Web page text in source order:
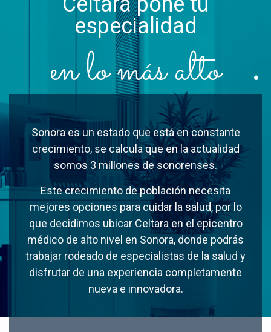
especialidad
en lo más alto
Sonora es un estado que está en constante
crecimiento, se calcula que en la actualidad
somos 3 millones de sonorenses.
Este crecimiento de población necesita
mejores opciones para cuidar la salud, por lo
que decidimos ubicar Celtara en el epicentro
médico de alto nivel en Sonora, donde podrás
trabajar rodeado de especialistas de la salud y
disfrutar de una experiencia completamente
nueva e innovadora.